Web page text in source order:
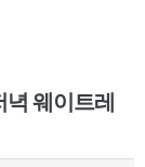
녁 웨이트레